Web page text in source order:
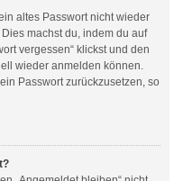
altes Passwort nicht wieder
machst du, indem du auf
vergessen“ klickst und den
wieder anmelden können.
Passwort zurückzusetzen, so